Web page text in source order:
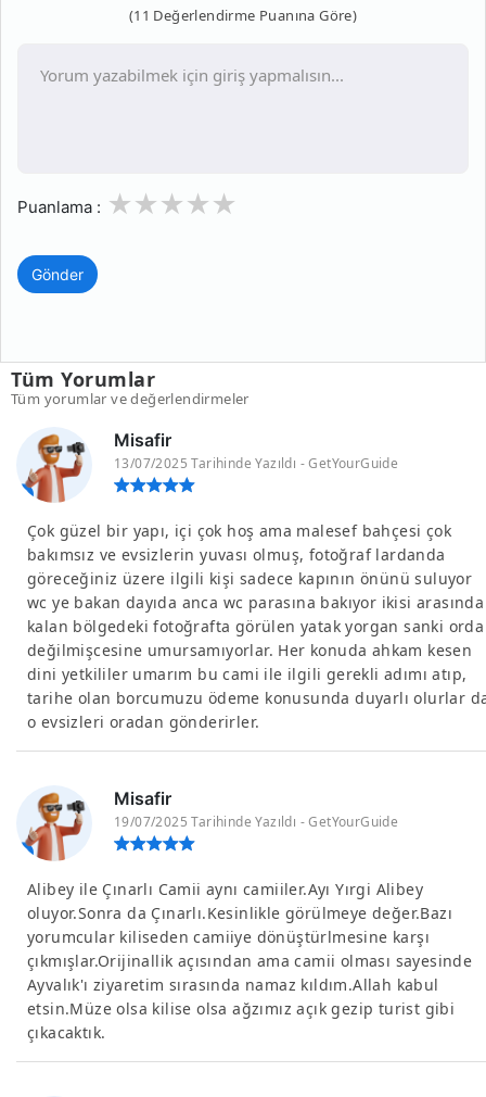
(11 Değerlendirme Puanına Göre)
Puanlama : 3
2
1
Gönder
Tüm Yorumlar
Tüm yorumlar ve değerlendirmeler
Misafir
13/07/2025 Tarihinde Yazıldı - GetYourGuide
Çok güzel bir yapı, içi çok hoş ama malesef bahçesi çok
bakımsız ve evsizlerin yuvası olmuş, fotoğraf lardanda
göreceğiniz üzere ilgili kişi sadece kapının önünü suluyor
wc ye bakan dayıda anca wc parasına bakıyor ikisi arasında
kalan bölgedeki fotoğrafta görülen yatak yorgan sanki orda
değilmişcesine umursamıyorlar. Her konuda ahkam kesen
dini yetkililer umarım bu cami ile ilgili gerekli adımı atıp,
tarihe olan borcumuzu ödeme konusunda duyarlı olurlar
o evsizleri oradan gönderirler.
Misafir
19/07/2025 Tarihinde Yazıldı - GetYourGuide
Alibey ile Çınarlı Camii aynı camiiler.Ayı Yırgi Alibey
oluyor.Sonra da Çınarlı.Kesinlikle görülmeye değer.Bazı
yorumcular kiliseden camiiye dönüştürlmesine karşı
çıkmışlar.Orijinallik açısından ama camii olması sayesinde
Ayvalık'ı ziyaretim sırasında namaz kıldım.Allah kabul
etsin.Müze olsa kilise olsa ağzımız açık gezip turist gibi
çıkacaktık.